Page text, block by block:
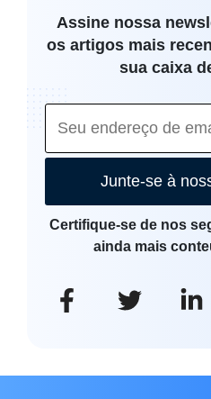
Assine nossa
os artigos mais
sua caixa
Junte-se à
Certifique-se de nos
ainda mais